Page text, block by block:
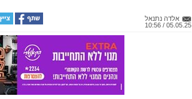
אלדה נתנאל
05.05.25 / 10:56